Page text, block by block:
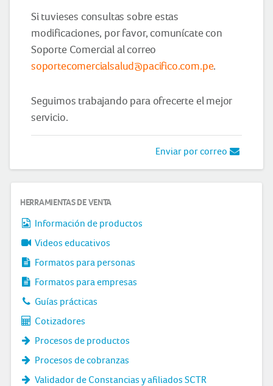
Si tuvieses consultas sobre estas
modificaciones, por favor, comunícate con
Soporte Comercial al correo
soportecomercialsalud@pacifico.com.pe.
Seguimos trabajando para ofrecerte el mejor
servicio.
Enviar por correo
HERRAMIENTAS DE VENTA
Información de productos
Videos educativos
Formatos para personas
Formatos para empresas
Guías prácticas
Cotizadores
Procesos de productos
Procesos de cobranzas
Validador de Constancias y afiliados SCTR